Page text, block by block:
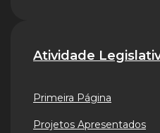
Atividade
Primeira Página
Projetos Apresentados